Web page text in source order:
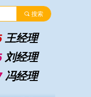
끠 搜索
王经理
刘经理
冯经理